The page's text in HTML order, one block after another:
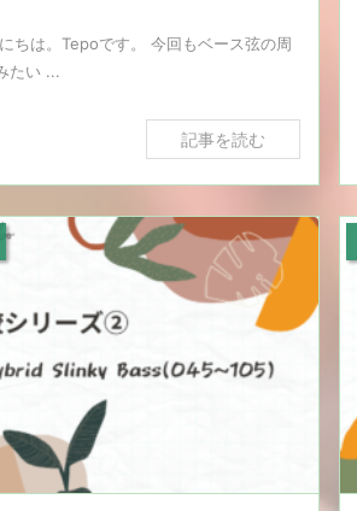
ちは。Tepoです。 今回もベース弦の周
たい ...
記事を読む